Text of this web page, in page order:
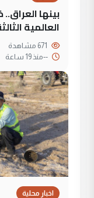
بينها
العالمية
--منذ 19 ساعة
اخبار محلية